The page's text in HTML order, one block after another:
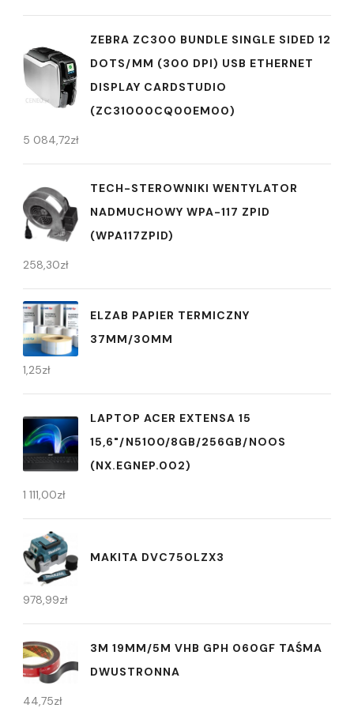
ZEBRA ZC300 BUNDLE SINGLE SIDED 12
DOTS/MM (300 DPI) USB ETHERNET
DISPLAY CARDSTUDIO
(ZC31000CQ00EM00)
5 084,72zł
TECH-STEROWNIKI WENTYLATOR
NADMUCHOWY WPA-117 ZPID
(WPA117ZPID)
258,30zł
ELZAB PAPIER TERMICZNY
37MM/30MM
1,25zł
LAPTOP ACER EXTENSA 15
15,6"/N5100/8GB/256GB/NOOS
(NX.EGNEP.002)
1 111,00zł
MAKITA DVC750LZX3
978,99zł
3M 19MM/5M VHB GPH 060GF TAŚMA
DWUSTRONNA
44,75zł